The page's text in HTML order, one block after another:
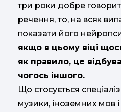
три роки добре
речення, то, на всяк
показати його
якщо в цьому віці
як правило, це
чогось іншого.
Що стосується
музики, іноземних мов